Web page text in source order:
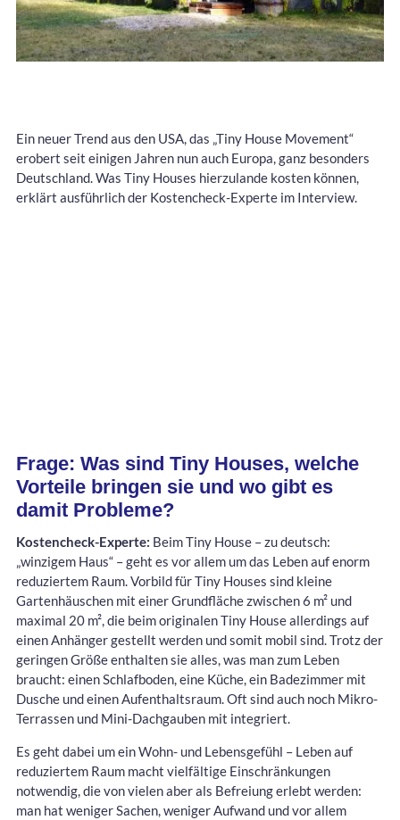
Ein neuer Trend aus den USA, das „Tiny House Movement“
erobert seit einigen Jahren nun auch Europa, ganz besonders
Deutschland. Was Tiny Houses hierzulande kosten können,
erklärt ausführlich der Kostencheck-Experte im Interview.
Frage: Was sind Tiny Houses, welche
Vorteile bringen sie und wo gibt es
damit Probleme?
Kostencheck-Experte: Beim Tiny House – zu deutsch:
„winzigem Haus“ – geht es vor allem um das Leben auf enorm
reduziertem Raum. Vorbild für Tiny Houses sind kleine
Gartenhäuschen mit einer Grundfläche zwischen 6 m² und
maximal 20 m², die beim originalen Tiny House allerdings auf
einen Anhänger gestellt werden und somit mobil sind. Trotz der
geringen Größe enthalten sie alles, was man zum Leben
braucht: einen Schlafboden, eine Küche, ein Badezimmer mit
Dusche und einen Aufenthaltsraum. Oft sind auch noch Mikro-
Terrassen und Mini-Dachgauben mit integriert.
Es geht dabei um ein Wohn- und Lebensgefühl – Leben auf
reduziertem Raum macht vielfältige Einschränkungen
notwendig, die von vielen aber als Befreiung erlebt werden:
man hat weniger Sachen, weniger Aufwand und vor allem